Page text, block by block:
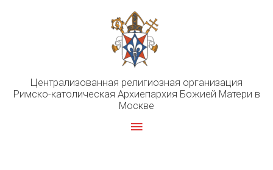
Централизованная религиозная организация
Римско-католическая Архиепархия Божией Матери в
Москве
Главное